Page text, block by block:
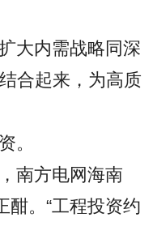
大内需战略同深
合起来，为高质
。
南方电网海南
酣。“工程投资约